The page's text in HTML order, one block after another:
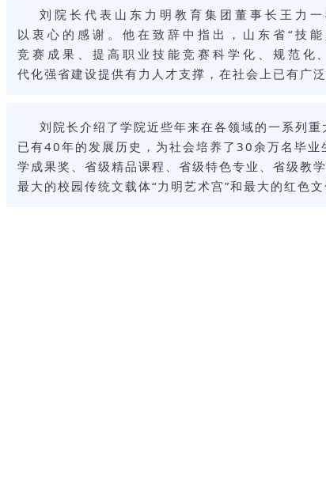
刘院长代表山东力明教育集团董事长王力
以衷心的感谢。他在致辞中指出，山东省“技
竞赛成果、提高职业技能竞赛科学化、规范化、
代化强省建设提供有力人才支撑，在社会上已有广泛
刘院长介绍了学院近些年来在各领域的一系列
已有40年的发展历史，为社会培养了30余万名毕
学成果奖、省级精品课程、省级特色专业、省级教
最大的校园传统文载体“力明艺术宫”和最大的红色